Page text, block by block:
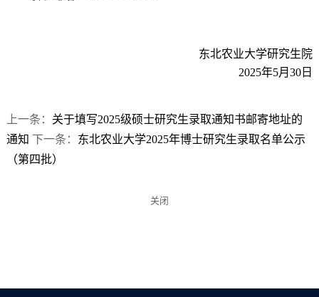
东北农业大学研究生院
2025年5月30日
上一条： 关于填写2025级硕士研究生录取通知书邮寄地址的
通知 下一条： 东北农业大学2025年博士研究生录取名单公示
（第四批）
关闭